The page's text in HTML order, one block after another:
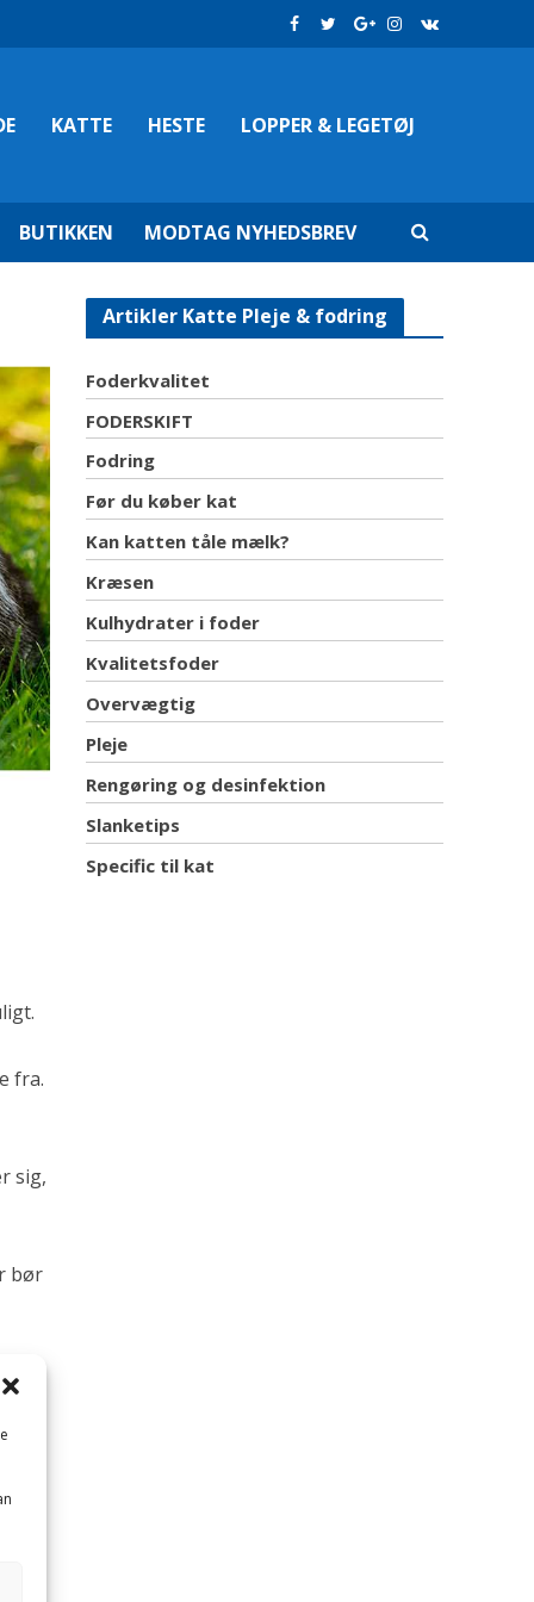
KATTE HESTE LOPPER & LEGETØJ
BUTIKKEN MODTAG NYHEDSBREV
fra.
sig,
bør
Artikler Katte Pleje & fodring
Foderkvalitet
FODERSKIFT
Fodring
Før du køber kat
Kan katten tåle mælk?
Kræsen
Kulhydrater i foder
Kvalitetsfoder
Overvægtig
Pleje
Rengøring og desinfektion
Slanketips
Specific til kat